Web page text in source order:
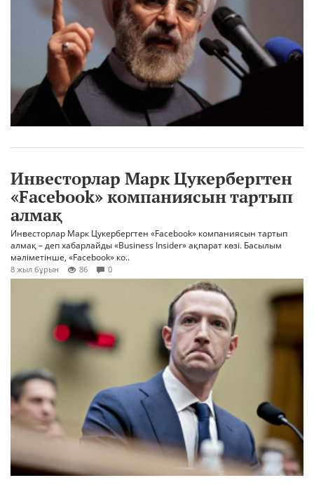
Инвесторлар Марк Цукербергтен
«Facebook» компаниясын тартып
алмақ
Инвесторлар Марк Цукербергтен «Facebook» компаниясын тартып
алмақ – деп хабарлайды «Business Insider» ақпарат көзі. Басылым
мәліметінше, «Facebook» ко..
8 жыл бұрын 86 0